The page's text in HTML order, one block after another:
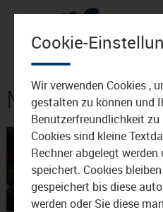
Mediathek:
21.06.2022
02:06
Cookie-
Wir verwenden Cookies ,
gestalten zu können und
Benutzerfreundlichkeit zu
Cookies sind kleine
Rechner abgelegt werden
speichert. Cookies
gespeichert bis diese
werden oder Sie diese